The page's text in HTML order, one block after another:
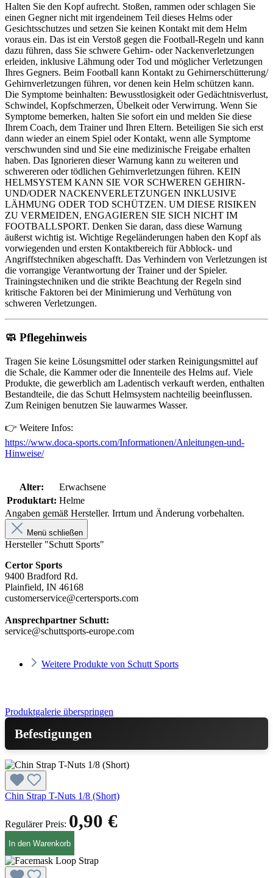
Halten Sie den Kopf aufrecht. Stoßen, rammen oder schlagen Sie
einen Gegner nicht mit irgendeinem Teil dieses Helms oder
Gesichtsschutzes und setzen Sie keinen Kontakt mit dem Helm
voraus ein. Das ist ein Verstoß gegen die Football-Regeln und kann
dazu führen, dass Sie schwere Gehirn- oder Nackenverletzungen
erleiden, inklusive Lähmung oder Tod und möglicher Verletzungen
Ihres Gegners. Beim Football kann Kontakt zu Gehirnerschütterung/
Gehirnverletzungen führen, vor denen kein Helm schützen kann.
Die Symptome beinhalten: Bewusstlosigkeit oder Gedächtnisverlust,
Schwindel, Kopfschmerzen, Übelkeit oder Verwirrung. Wenn Sie
Symptome bemerken, halten Sie sofort ein und melden Sie diese
Ihrem Coach, dem Trainer und Ihren Eltern. Beteiligen Sie sich erst
dann wieder an einem Spiel oder Kontakt, wenn alle Symptome
verschwunden sind und Sie eine medizinische Freigabe erhalten
haben. Das Ignorieren dieser Warnung kann zu weiteren und
schwereren oder tödlichen Gehirnverletzungen führen. KEIN
HELMSYSTEM KANN SIE VOR SCHWEREN GEHIRN-
UND/ODER NACKENVERLETZUNGEN INKLUSIVE
LÄHMUNG ODER TOD SCHÜTZEN. UM DIESE RISIKEN
ZU VERMEIDEN, ENGAGIEREN SIE SICH NICHT IM
FOOTBALLSPORT. Denken Sie daran, dass diese Warnung
äußerst wichtig ist. Wichtige Regeländerungen haben den Kopf als
vorwiegenden und ersten Kontaktbereich für Abblock- und
Angriffstechniken abgeschafft. Das Verhindern von Verletzungen ist
die vorrangige Verantwortung der Trainer und der Spieler.
Trainingstechniken und die strikte Beachtung der Regeln sind
kritische Faktoren bei der Minimierung und Verhütung von
schweren Verletzungen.
🧼 Pflegehinweis
Tragen Sie keine Lösungsmittel oder starken Reinigungsmittel auf
die Schale, die Kammer oder die Innenteile des Helms auf. Viele
Produkte, die gewerblich am Ladentisch verkauft werden, enthalten
Bestandteile, die das Schutt Helmsystem nachteilig beeinflussen.
Zum Reinigen benutzen Sie lauwarmes Wasser.
👉 Weitere Infos:
https://www.doca-sports.com/Informationen/Anleitungen-und-
Hinweise/
Alter:
Erwachsene
Produktart: Helme
Angaben gemäß Hersteller. Irrtum und Änderung vorbehalten.
Menü schließen
Hersteller "Schutt Sports"
Certor Sports
9400 Bradford Rd.
Plainfield, IN 46168
customerservice@certersports.com
Ansprechpartner Schutt:
service@schuttsports-europe.com
Weitere Produkte von Schutt Sports
Produktgalerie überspringen
Befestigungen
Chin Strap T-Nuts 1/8 (Short)
Regulärer Preis: 0,90 €
In den Warenkorb